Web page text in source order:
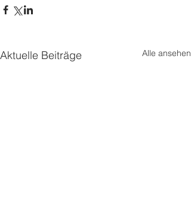
Aktuelle Beiträge Alle ansehen